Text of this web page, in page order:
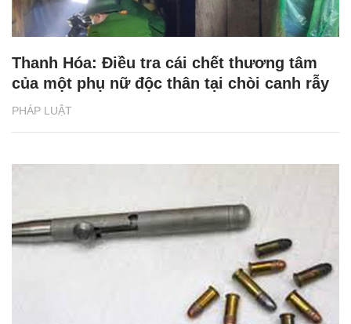
PHÁP LUẬT
Thanh Hóa: Điều tra cái chết thương tâm
của một phụ nữ độc thân tại chòi canh rẫy